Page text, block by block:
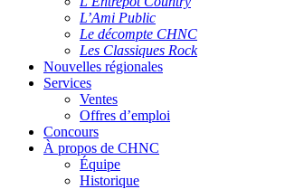
L’Ami Public
Le décompte CHNC
Les Classiques Rock
Nouvelles régionales
Services
Ventes
Offres d’emploi
Concours
À propos de CHNC
Équipe
Historique